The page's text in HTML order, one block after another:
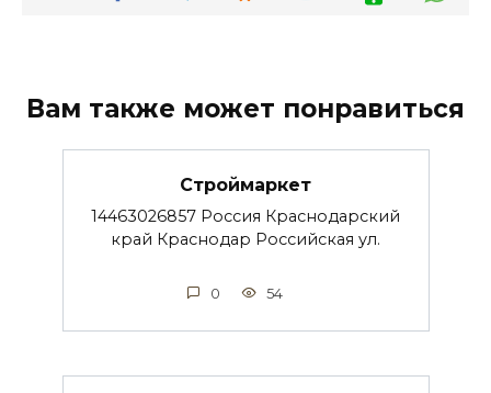
Вам также может понравиться
Строймаркет
14463026857 Россия Краснодарский
край Краснодар Российская ул.
0 54